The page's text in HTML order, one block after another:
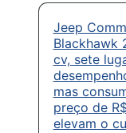
Jeep
Blackhawk
cv, sete
mas
preço de
elevam o